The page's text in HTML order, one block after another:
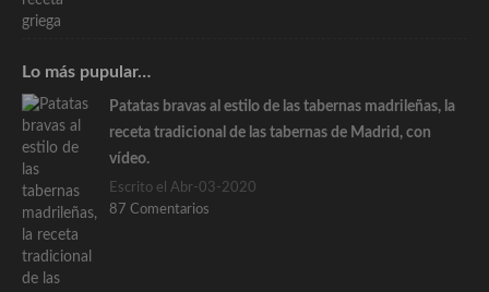
Lo más pupular…
Patatas bravas al estilo de las tabernas madrileñas, la
receta tradicional de las tabernas de Madrid, con
vídeo.
Escrito el Abr-03-2020
87 Comentarios